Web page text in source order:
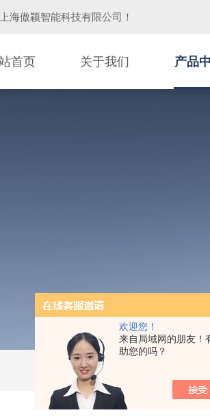
欢迎您！
来自局域网的朋友！
助您的吗？
上海傲颖智能科技有限公司 ！
首页 关于我们 产品